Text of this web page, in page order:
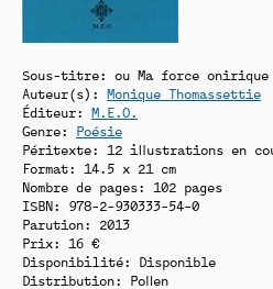
Sous-titre: ou Ma force onirique
Auteur(s): Monique Thomassettie
Éditeur: M.E.O.
Genre: Poésie
Péritexte: 12 illustrations en
Format: 14.5 x 21 cm
Nombre de pages: 102 pages
ISBN: 978-2-930333-54-0
Parution: 2013
Prix: 16 €
Disponibilité:
Disponible
Distribution: Pollen